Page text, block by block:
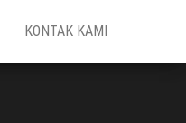
KONTAK KAMI